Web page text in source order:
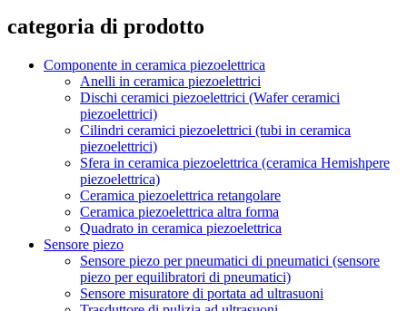
categoria di prodotto
Componente in ceramica piezoelettrica
Anelli in ceramica piezoelettrici
Dischi ceramici piezoelettrici (Wafer ceramici
piezoelettrici)
Cilindri ceramici piezoelettrici (tubi in ceramica
piezoelettrici)
Sfera in ceramica piezoelettrica (ceramica Hemishpere
piezoelettrica)
Ceramica piezoelettrica retangolare
Ceramica piezoelettrica altra forma
Quadrato in ceramica piezoelettrica
Sensore piezo
Sensore piezo per pneumatici di pneumatici (sensore
piezo per equilibratori di pneumatici)
Sensore misuratore di portata ad ultrasuoni